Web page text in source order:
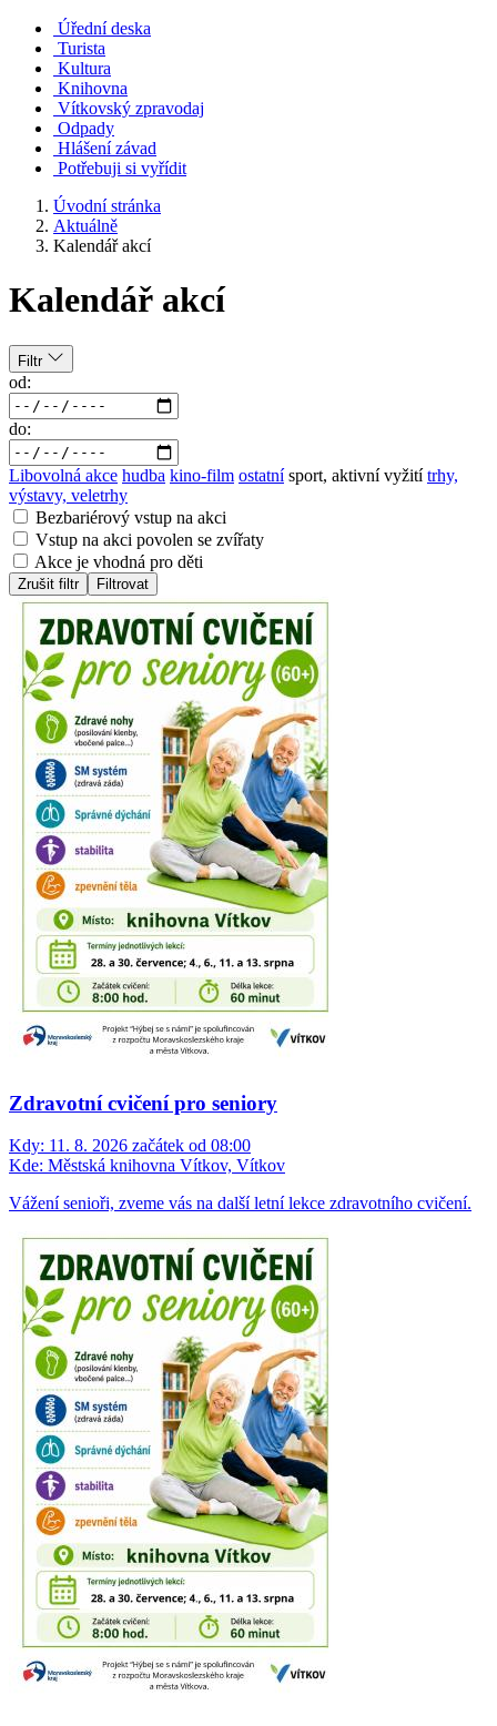
Úřední deska
Turista
Kultura
Knihovna
Vítkovský zpravodaj
Odpady
Hlášení závad
Potřebuji si vyřídit
Úvodní stránka
Aktuálně
Kalendář akcí
Kalendář akcí
Filtr
od:
do:
Libovolná akce hudba kino-film ostatní sport, aktivní vyžití trhy,
výstavy, veletrhy
Bezbariérový vstup na akci
Vstup na akci povolen se zvířaty
Akce je vhodná pro děti
Zrušit filtr Filtrovat
Zdravotní cvičení pro seniory
Kdy: 11. 8. 2026 začátek od 08:00
Kde: Městská knihovna Vítkov, Vítkov
Vážení senioři, zveme vás na další letní lekce zdravotního cvičení.